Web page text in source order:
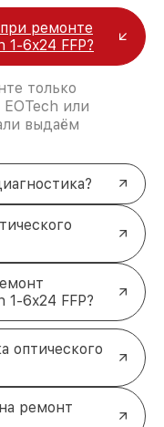
ремонте
1-6x24 FFP?
только
или
выдаём
1-6x24 FFP?
оптического
ремонт